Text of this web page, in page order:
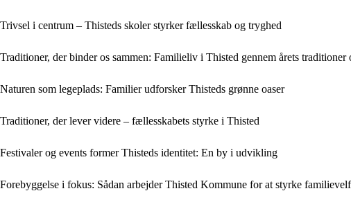
Trivsel i centrum – Thisteds skoler styrker fællesskab og tryghed
Traditioner, der binder os sammen: Familieliv i Thisted gennem årets traditioner
Naturen som legeplads: Familier udforsker Thisteds grønne oaser
Traditioner, der lever videre – fællesskabets styrke i Thisted
Festivaler og events former Thisteds identitet: En by i udvikling
Forebyggelse i fokus: Sådan arbejder Thisted Kommune for at styrke